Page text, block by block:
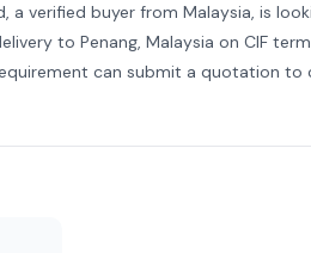
对接的是正在主动寻求进口 flour
式,直接与正在寻找该产品的公司
a verified buyer from Malaysia, is
to Penang, Malaysia on CIF
can submit a quotation to